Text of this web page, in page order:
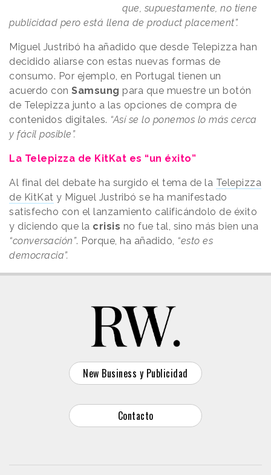
que, supuestamente, no tiene
publicidad pero está llena de product placement”.
Miguel Justribó ha añadido que desde Telepizza han
decidido aliarse con estas nuevas formas de
consumo. Por ejemplo, en Portugal tienen un
acuerdo con Samsung para que muestre un botón
de Telepizza junto a las opciones de compra de
contenidos digitales. “Así se lo ponemos lo más cerca
y fácil posible”.
La Telepizza de KitKat es “un éxito”
Al final del debate ha surgido el tema de la Telepizza
de KitKat y Miguel Justribó se ha manifestado
satisfecho con el lanzamiento calificándolo de éxito
y diciendo que la crisis no fue tal, sino más bien una
“conversación”. Porque, ha añadido, “esto es
democracia”.
New Business y Publicidad
Contacto